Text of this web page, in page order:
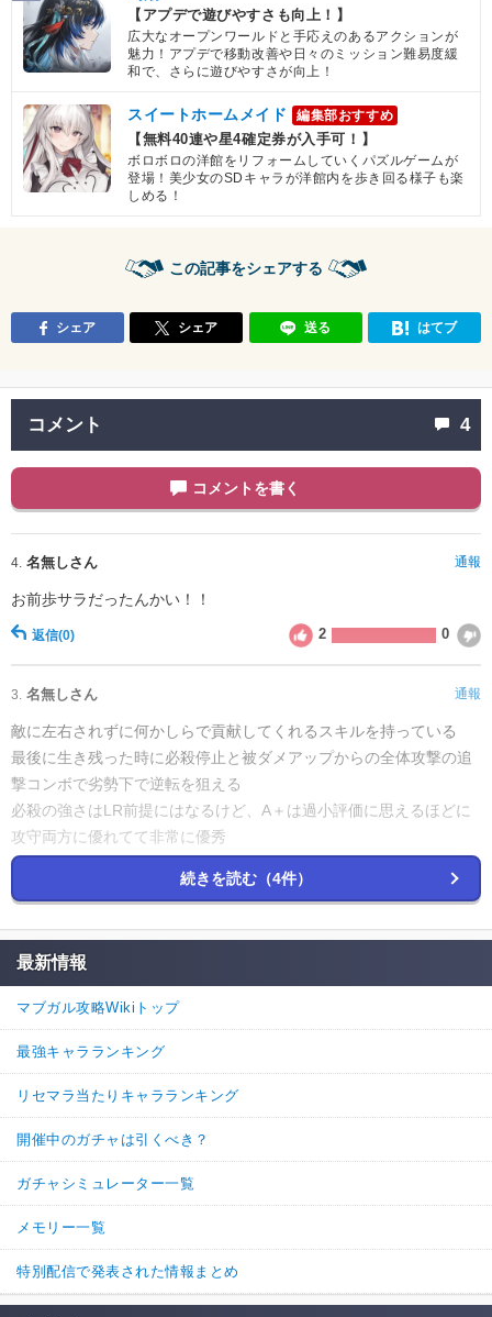
【アプデで遊びやすさも向上！】
広大なオープンワールドと手応えのあるアクションが
魅力！アプデで移動改善や日々のミッション難易度緩
和で、さらに遊びやすさが向上！
スイートホームメイド 編集部おすすめ
【無料40連や星4確定券が入手可！】
ボロボロの洋館をリフォームしていくパズルゲームが
登場！美少女のSDキャラが洋館内を歩き回る様子も楽
しめる！
この記事をシェアする
シェア シェア 送る はてブ
コメント 4
コメントを書く
4. 名無しさん 通報
お前歩サラだったんかい！！
返信(0) 2 0
3. 名無しさん 通報
敵に左右されずに何かしらで貢献してくれるスキルを持っている
最後に生き残った時に必殺停止と被ダメアップからの全体攻撃の追
撃コンボで劣勢下で逆転を狙える
必殺の強さはLR前提にはなるけど、A＋は過小評価に思えるほどに
攻守両方に優れてて非常に優秀
0
2. 名無しさん 通報
今10連チケでちゆると七彩当てたんたがこの2人条件付きだが強く
単騎攻撃しかいないからちゆるの毒付与で2体以上確実に落とせそう
続きを読む（4件）
最新情報
マブガル攻略Wikiトップ
最強キャラランキング
リセマラ当たりキャラランキング
開催中のガチャは引くべき？
ガチャシミュレーター一覧
メモリー一覧
特別配信で発表された情報まとめ